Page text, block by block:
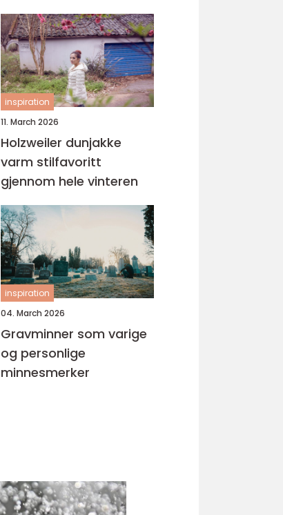
inspiration
11. March 2026
Holzweiler dunjakke
varm stilfavoritt
gjennom hele vinteren
inspiration
04. March 2026
Gravminner som varige
og personlige
minnesmerker